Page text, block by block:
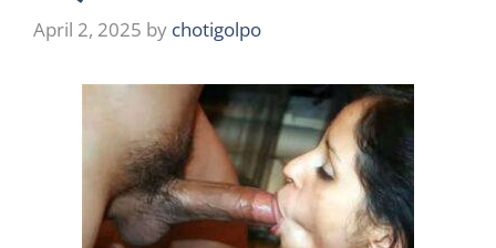
April 2, 2025 by chotigolpo